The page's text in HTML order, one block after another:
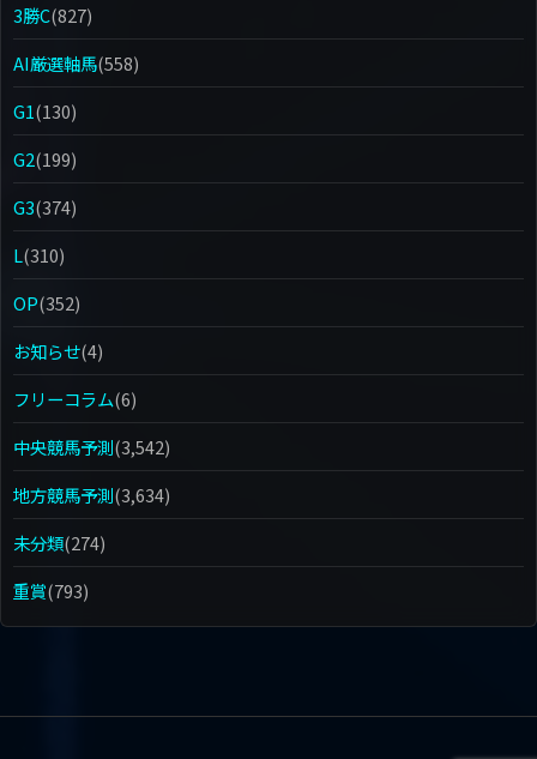
3勝C(827)
AI厳選軸馬(558)
G1(130)
G2(199)
G3(374)
L(310)
OP(352)
お知らせ(4)
フリーコラム(6)
中央競馬予測(3,542)
地方競馬予測(3,634)
未分類(274)
重賞(793)